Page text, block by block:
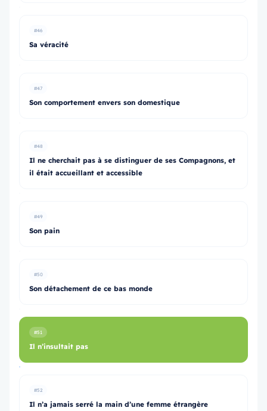
#46
Sa véracité
#47
Son comportement envers son domestique
#48
Il ne cherchait pas à se distinguer de ses Compagnons, et
il était accueillant et accessible
#49
Son pain
#50
Son détachement de ce bas monde
#51
Il n’insultait pas
#52
Il n’a jamais serré la main d’une femme étrangère